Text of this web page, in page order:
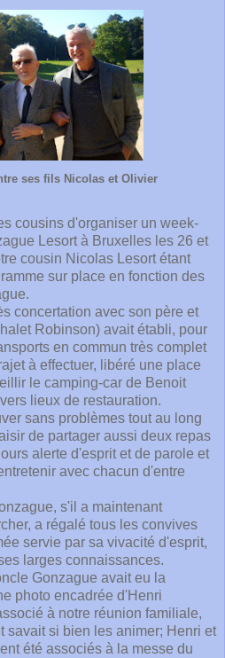
ses fils Nicolas et Olivier
cousins d'organiser un week-
Lesort à Bruxelles les 26 et
cousin Nicolas Lesort étant
sur place en fonction des
concertation avec son père et
Robinson) avait établi, pour
en commun très complet
à effectuer, libéré une place
le camping-car de Benoit
lieux de restauration.
sans problèmes tout au long
de partager aussi deux repas
alerte d'esprit et de parole et
avec chacun d'entre
s'il a maintenant
a régalé tous les convives
servie par sa vivacité d'esprit,
larges connaissances.
Gonzague avait eu la
photo encadrée d'Henri
à notre réunion familiale,
savait si bien les animer; Henri et
été associés à la messe du